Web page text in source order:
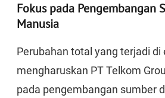
Fokus pada Pengembangan
Manusia
Perubahan total yang terjadi di
mengharuskan PT Telkom
pada pengembangan sumber